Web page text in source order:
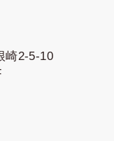
崎2-5-10